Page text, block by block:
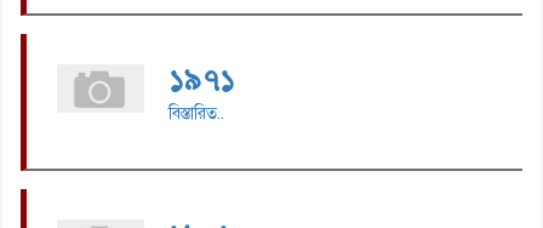
১৯৭১
বিস্তারিত..